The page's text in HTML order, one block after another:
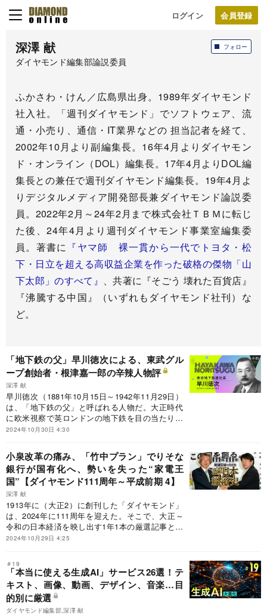
ログイン
フォロー
深澤 献
ダイヤモンド編集部論説委員
ふかさわ・けん／広島県出身。1989年ダイヤモンド
社入社。「週刊ダイヤモンド」でソフトウェア、流
通・小売り、通信・IT業界などの 担当記者を経て、
2002年10月より副編集長。16年4月よりダイヤモン
ド・オンライン（DOL）編集長。17年4月よりDOL編
集長との兼任で週刊ダイヤモンド編集長。19年4月よ
りデジタルメディア開発部長兼ダイヤモンド論説委
員。2022年2月～24年2月まで株式会社ＴＢＭに転じ
た後、24年4月より週刊ダイヤモンド事業室編集委
員。著書に 『ヤマ師 裸一貫から一代でトヨタ・松
下・日立を超える高収益企業を作った破格の傑物「山
下太郎」のすべて』 、共著に『そごう 壊れた百貨店』
『沸騰する中国』（いずれもダイヤモンド社刊）な
ど。
「地下鉄の父」早川徳次による、東武グル
ープ創始者・根津嘉一郎の辛辣人物評
深澤 献
早川徳次（1881年10月15日～1942年11月29日）
は、「地下鉄の父」と呼ばれる人物だ。大正時代
に欧米視察で英ロンドンの地下鉄を目の当たりに
し、これを日本にも導入するべきだと東京地下鉄
創立。1927年に日本初の地下鉄として浅草・上野
間を開通させた。
2024年10月30日 4:30
小泉改革の痛み、「竹中プラン」でりそな
銀行が国有化へ、勢いを失った“家電王
国”【ダイヤモンド111周年～平成前期 4】
深澤 献
1913年に（大正2）に創刊した「ダイヤモンド」
は、2024年に111周年を迎えた。そこで、大正～
令和の日本経済を映し出す1年1本の厳選記事と、
その解説で激動の日本経済史をたどる「111年111
2024年10月29日 4:25
＃19
「本当に使える生成AI」サービス26選！テ
キスト、画像、動画、デザイン、音楽…目
的別に厳選
ダイヤモンド編集部,深澤 献